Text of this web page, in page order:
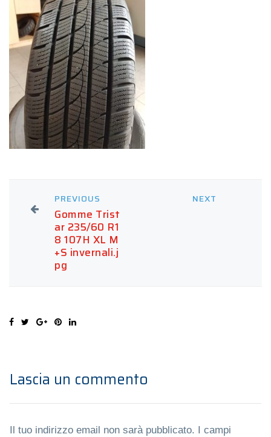
PREVIOUS
Gomme Trist
ar 235/60 R1
8 107H XL M
+S invernali.j
pg
NEXT
Lascia un commento
Il tuo indirizzo email non sarà pubblicato.
I campi